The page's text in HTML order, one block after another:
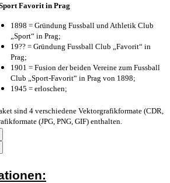
Favorit in Prag
1898 = Gründung Fussball und Athletik Club
„Sport“ in Prag;
19?? = Gründung Fussball Club „Favorit“ in
Prag;
1901 = Fusion der beiden Vereine zum Fussball
Club „Sport-Favorit“ in Prag von 1898;
1945 = erloschen;
sind 4 verschiedene Vektorgrafikformate (CDR,
(JPG, PNG, GIF) enthalten.